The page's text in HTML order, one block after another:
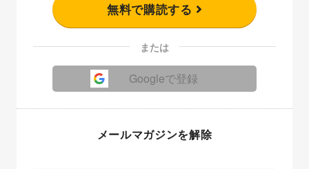
無料で購読する
または
Googleで登録
メールマガジンを解除